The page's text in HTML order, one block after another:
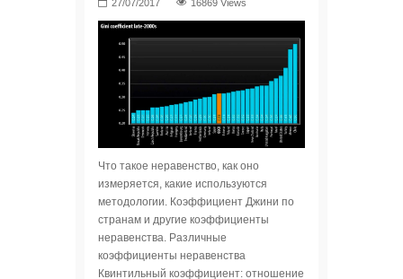
16869 Views
Что такое неравенство, как оно
измеряется, какие используются
методологии. Коэффициент Джини по
странам и другие коэффициенты
неравенства. Различные
коэффициенты неравенства
Квинтильный коэффициент: отношение